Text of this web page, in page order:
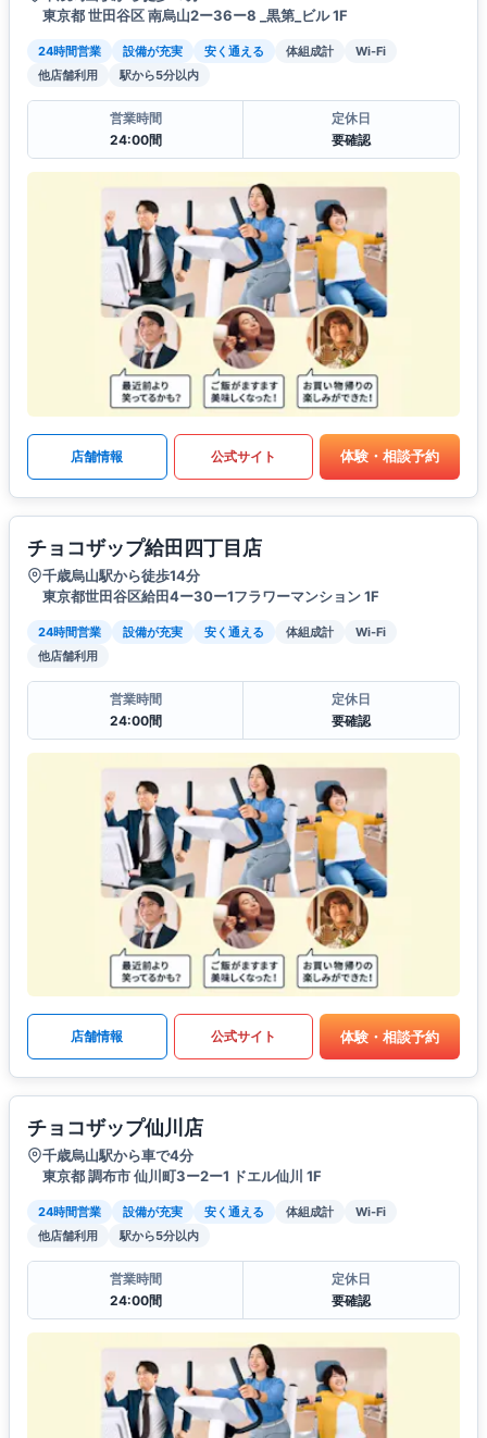
東京都 世田谷区 南烏山2ー36ー8 _黒第_ビル 1F
24時間営業 設備が充実 安く通える 体組成計
Wi-Fi
他店舗利用
駅から5分以内
営業時間
24:00間
定休日
要確認
店舗情報 公式サイト 体験・相談予約
チョコザップ給田四丁目店
千歳烏山駅から徒歩14分
東京都世田谷区給田4ー30ー1フラワーマンション 1F
24時間営業 設備が充実 安く通える 体組成計
Wi-Fi
他店舗利用
営業時間
24:00間
定休日
要確認
店舗情報 公式サイト 体験・相談予約
チョコザップ仙川店
千歳烏山駅から車で4分
東京都 調布市 仙川町3ー2ー1 ドエル仙川 1F
24時間営業 設備が充実 安く通える 体組成計
Wi-Fi
他店舗利用
駅から5分以内
営業時間
24:00間
定休日
要確認